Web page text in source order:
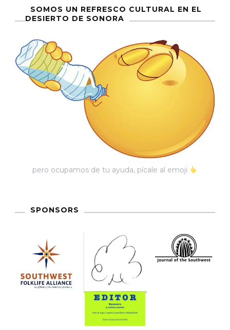
SOMOS UN REFRESCO CULTURAL EN EL
DESIERTO DE SONORA
pero ocupamos de tu ayuda, pícale al emoji
SPONSORS